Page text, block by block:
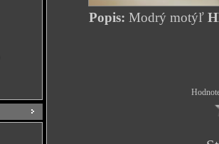
Popis: Modrý motýľ